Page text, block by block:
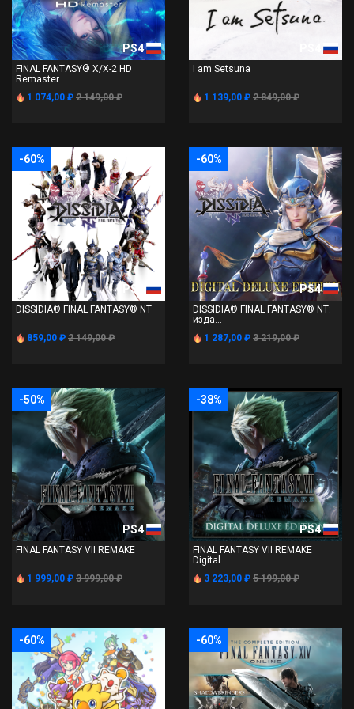
PS4
FINAL FANTASY® X/X-2 HD
Remaster
1 074,00 ₽ 2 149,00 ₽
PS4
I am Setsuna
1 139,00 ₽ 2 849,00 ₽
-60%
PS4
DISSIDIA® FINAL FANTASY® NT
859,00 ₽ 2 149,00 ₽
-60%
PS4
DISSIDIA® FINAL FANTASY® NT:
изда...
1 287,00 ₽ 3 219,00 ₽
-50%
PS4
FINAL FANTASY VII REMAKE
1 999,00 ₽ 3 999,00 ₽
-38%
PS4
FINAL FANTASY VII REMAKE
Digital ...
3 223,00 ₽ 5 199,00 ₽
-60% -60%